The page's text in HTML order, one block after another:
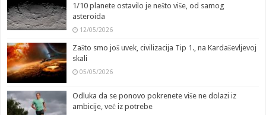
1/10 planete ostavilo je nešto više, od samog
asteroida
12/05/2026
Zašto smo još uvek, civilizacija Tip 1., na Kardaševljevoj
skali
05/05/2026
Odluka da se ponovo pokrenete više ne dolazi iz
ambicije, već iz potrebe